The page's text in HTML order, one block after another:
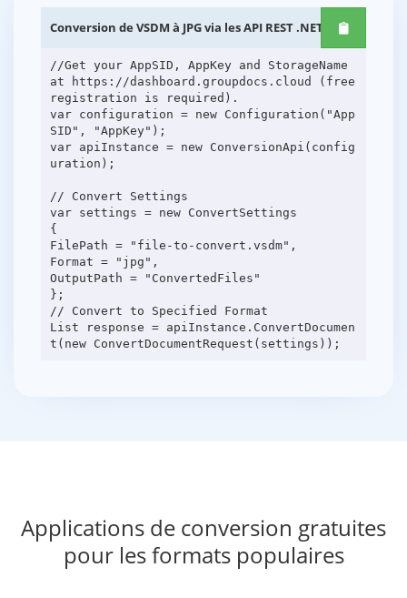
Conversion de VSDM à JPG via les API REST .NET
//Get your AppSID, AppKey and StorageName
at https://dashboard.groupdocs.cloud (free
registration is required).
var configuration = new Configuration("App
SID", "AppKey");
var apiInstance = new ConversionApi(config
uration);
// Convert Settings
var settings = new ConvertSettings
{
FilePath = "file-to-convert.vsdm",
Format = "jpg",
OutputPath = "ConvertedFiles"
};
// Convert to Specified Format
List response = apiInstance.ConvertDocumen
Applications de conversion gratuites
pour les formats populaires